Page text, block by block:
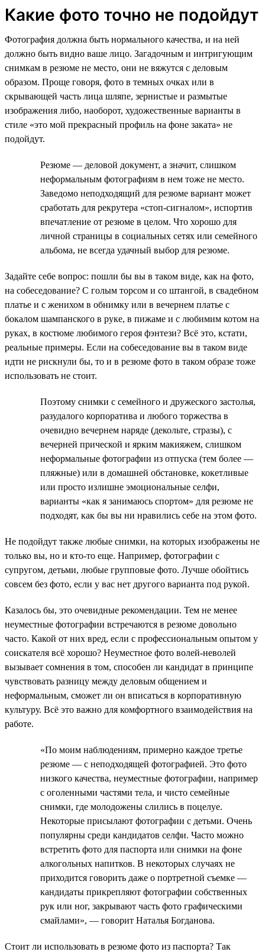
Какие фото точно не подойдут
Фотография должна быть нормального качества, и на ней
должно быть видно ваше лицо. Загадочным и интригующим
снимкам в резюме не место, они не вяжутся с деловым
образом. Проще говоря, фото в темных очках или в
скрывающей часть лица шляпе, зернистые и размытые
изображения либо, наоборот, художественные варианты в
стиле «это мой прекрасный профиль на фоне заката» не
подойдут.
Резюме — деловой документ, а значит, слишком
неформальным фотографиям в нем тоже не место.
Заведомо неподходящий для резюме вариант может
сработать для рекрутера «стоп-сигналом», испортив
впечатление от резюме в целом. Что хорошо для
личной страницы в социальных сетях или семейного
альбома, не всегда удачный выбор для резюме.
Задайте себе вопрос: пошли бы вы в таком виде, как на фото,
на собеседование? С голым торсом и со штангой, в свадебном
платье и с женихом в обнимку или в вечернем платье с
бокалом шампанского в руке, в пижаме и с любимим котом на
руках, в костюме любимого героя фэнтези? Всё это, кстати,
реальные примеры. Если на собеседование вы в таком виде
идти не рискнули бы, то и в резюме фото в таком образе тоже
использовать не стоит.
Поэтому снимки с семейного и дружеского застолья,
разудалого корпоратива и любого торжества в
очевидно вечернем наряде (декольте, стразы), с
вечерней прической и ярким макияжем, слишком
неформальные фотографии из отпуска (тем более —
пляжные) или в домашней обстановке, кокетливые
или просто излишне эмоциональные селфи,
варианты «как я занимаюсь спортом» для резюме не
подходят, как бы вы ни нравились себе на этом фото.
Не подойдут также любые снимки, на которых изображены не
только вы, но и кто-то еще. Например, фотографии с
супругом, детьми, любые групповые фото. Лучше обойтись
совсем без фото, если у вас нет другого варианта под рукой.
Казалось бы, это очевидные рекомендации. Тем не менее
неуместные фотографии встречаются в резюме довольно
часто. Какой от них вред, если с профессиональным опытом у
соискателя всё хорошо? Неуместное фото волей-неволей
вызывает сомнения в том, способен ли кандидат в принципе
чувствовать разницу между деловым общением и
неформальным, сможет ли он вписаться в корпоративную
культуру. Всё это важно для комфортного взаимодействия на
работе.
«По моим наблюдениям, примерно каждое третье
резюме — с неподходящей фотографией. Это фото
низкого качества, неуместные фотографии, например
с оголенными частями тела, и чисто семейные
снимки, где молодожены слились в поцелуе.
Некоторые присылают фотографии с детьми. Очень
популярны среди кандидатов селфи. Часто можно
встретить фото для паспорта или снимки на фоне
алкогольных напитков. В некоторых случаях не
приходится говорить даже о портретной съемке —
кандидаты прикрепляют фотографии собственных
рук или ног, закрывают часть фото графическими
смайлами», — говорит Наталья Богданова.
Стоит ли использовать в резюме фото из паспорта? Так